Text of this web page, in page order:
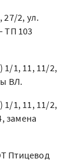
27/2, ул.
ТП 103
1/1, 11, 11/2,
ВЛ.
1/1, 11, 11/2,
замена
Птицевод